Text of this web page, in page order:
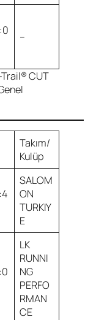
–
CUT
Takım/
Kulüp
SALOM
ON
TURKIY
E
LK
RUNNI
NG
PERFO
RMAN
CE